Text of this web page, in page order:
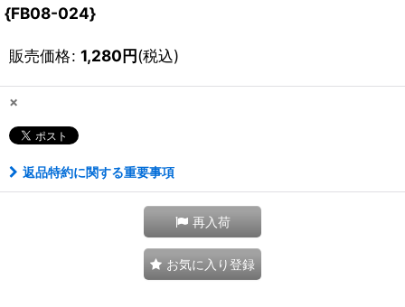
{FB08-024}
販売価格: 1,280円(税込)
×
返品特約に関する重要事項
再入荷
お気に入り登録